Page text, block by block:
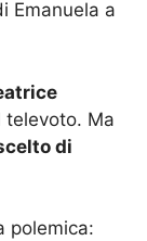
Emanuela a
televoto. Ma
di
polemica: